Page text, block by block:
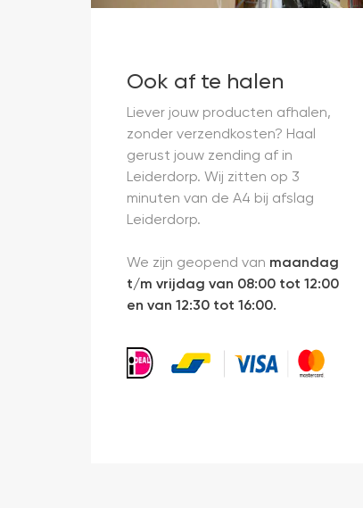
Ook af te halen
Liever jouw producten afhalen,
zonder verzendkosten? Haal
gerust jouw zending af in
Leiderdorp. Wij zitten op 3
minuten van de A4 bij afslag
Leiderdorp.
We zijn geopend van maandag
t/m vrijdag van 08:00 tot 12:00
en van 12:30 tot 16:00.